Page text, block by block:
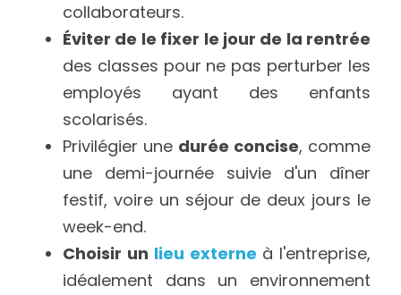
collaborateurs.
Éviter de le fixer le jour de la rentrée
des classes pour ne pas perturber les
employés ayant des enfants
scolarisés.
Privilégier une durée concise, comme
une demi-journée suivie d'un dîner
festif, voire un séjour de deux jours le
week-end.
Choisir un lieu externe à l'entreprise,
idéalement dans un environnement